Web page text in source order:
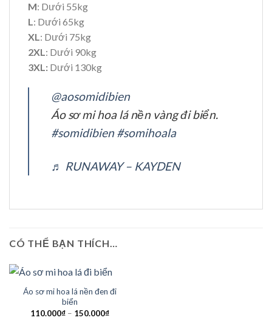
M: Dưới 55kg
L: Dưới 65kg
XL: Dưới 75kg
2XL: Dưới 90kg
3XL: Dưới 130kg
@aosomidibien
Áo sơ mi hoa lá nền vàng đi biển.
#somidibien #somihoala
♬ RUNAWAY – KAYDEN
CÓ THỂ BẠN THÍCH…
Áo sơ mi hoa lá nền đen đi
biển
110.000₫– 150.000₫